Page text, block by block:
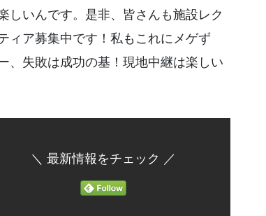
しいんです。是非、皆さんも施設レク
ィア募集中です！私もこれにメゲず
失敗は成功の基！現地中継は楽しい
＼ 最新情報をチェック ／